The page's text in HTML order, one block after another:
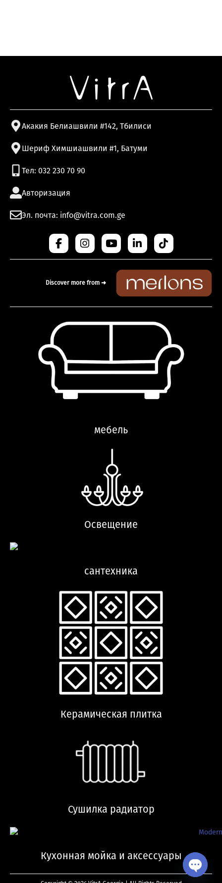
Акакия Белиашвили #142, Тбилиси
Шериф Химшиашвили #1, Батуми
Тел: 032 230 70 90
Авторизация
Эл. почта: info@vitra.com.ge
Discover more from ➜
мебель
Освещение
сантехника
Керамическая плитка
Сушилка радиатор
Кухонная мойка и аксессуары